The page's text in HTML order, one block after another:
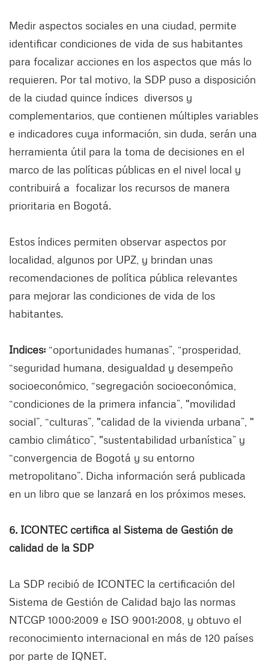
Medir aspectos sociales en una ciudad, permite
identificar condiciones de vida de sus habitantes
para focalizar acciones en los aspectos que más lo
requieren. Por tal motivo, la SDP puso a disposición
de la ciudad quince índices diversos y
complementarios, que contienen múltiples variables
e indicadores cuya información, sin duda, serán una
herramienta útil para la toma de decisiones en el
marco de las políticas públicas en el nivel local y
contribuirá a focalizar los recursos de manera
prioritaria en Bogotá.
Estos índices permiten observar aspectos por
localidad, algunos por UPZ, y brindan unas
recomendaciones de política pública relevantes
para mejorar las condiciones de vida de los
habitantes.
Indices: “oportunidades humanas”, “prosperidad,
“seguridad humana, desigualdad y desempeño
socioeconómico, “segregación socioeconómica,
“condiciones de la primera infancia”, "movilidad
social”, “culturas”, "calidad de la vivienda urbana”, "
cambio climático”, "sustentabilidad urbanística” y
“convergencia de Bogotá y su entorno
metropolitano”. Dicha información será publicada
en un libro que se lanzará en los próximos meses.
6. ICONTEC certifica al Sistema de Gestión de
calidad de la SDP
La SDP recibió de ICONTEC la certificación del
Sistema de Gestión de Calidad bajo las normas
NTCGP 1000:2009 e ISO 9001:2008, y obtuvo el
reconocimiento internacional en más de 120 países
por parte de IQNET.